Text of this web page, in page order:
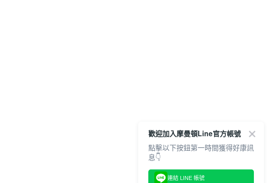
歡迎加入摩曼頓Line官方帳號
點擊以下按鈕第一時間獲得好康訊
息👇
連結 LINE 帳號